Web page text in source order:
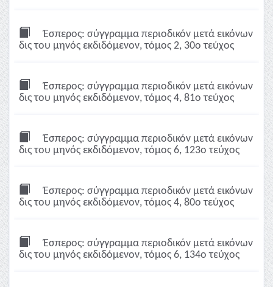
Έσπερος: σύγγραμμα περιοδικόν μετά εικόνων
δις του μηνός εκδιδόμενον, τόμος 2, 30ο τεύχος
Έσπερος: σύγγραμμα περιοδικόν μετά εικόνων
δις του μηνός εκδιδόμενον, τόμος 4, 81ο τεύχος
Έσπερος: σύγγραμμα περιοδικόν μετά εικόνων
δις του μηνός εκδιδόμενον, τόμος 6, 123ο τεύχος
Έσπερος: σύγγραμμα περιοδικόν μετά εικόνων
δις του μηνός εκδιδόμενον, τόμος 4, 80ο τεύχος
Έσπερος: σύγγραμμα περιοδικόν μετά εικόνων
δις του μηνός εκδιδόμενον, τόμος 6, 134ο τεύχος